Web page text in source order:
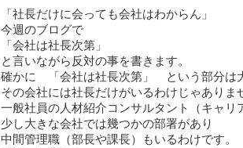
「社長だけに会っても会社はわからん」
今週のブログで
「会社は社長次第」
と言いながら反対の事を書きます。
確かに 「会社は社長次第」 という部分は
その会社には社長だけがいるわけじゃありま
一般社員の人材紹介コンサルタント（キャリ
少し大きな会社では幾つかの部署があり
中間管理職（部長や課長）もいるわけです。